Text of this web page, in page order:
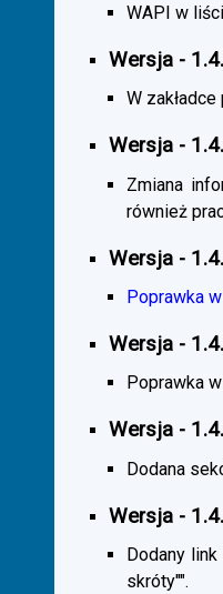
WAPI w
Wersja -
W
Wersja -
Zmiana
również
Wersja -
Poprawka
Wersja -
Poprawka
Wersja -
Dodana
Wersja -
Dodany
skróty"".